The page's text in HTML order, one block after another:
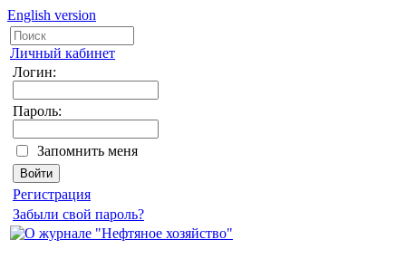
English version
Личный кабинет
Логин:
Пароль:
Запомнить меня
Регистрация
Забыли свой пароль?